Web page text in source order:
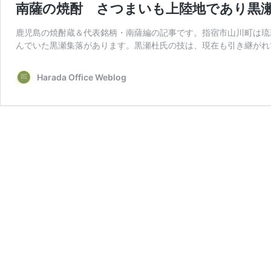
南薩の焼酎 さつまいも上陸地であり黒
鹿児島の焼酎蔵＆代表銘柄・南薩編の記事です。指宿市山川町は
んでいた黒瀬集落があります。黒瀬杜氏の技は、現在も引き継が
Harada Office Weblog